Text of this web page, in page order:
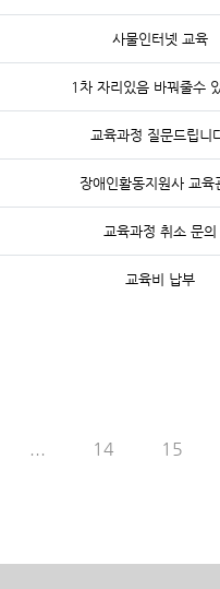
사물인터넷 교육
1차 자리있음 바꿔줄수
교육과정 질문드립니
장애인활동지원사 교육
교육과정 취소 문의
교육비 납부
14 15